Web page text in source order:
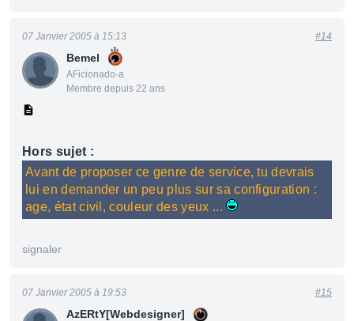
Bemel
AFicionado·a
Membre depuis 22 ans
07 Janvier 2005 à 15:13 #14
Hors sujet :
Avant de proposer ce genre de service, tu devrais
lui en demander un peu plus sur sa configuration :
age, état civil, couleur des yeux ...
signaler
AzERtY[Webdesigner]
07 Janvier 2005 à 19:53 #15